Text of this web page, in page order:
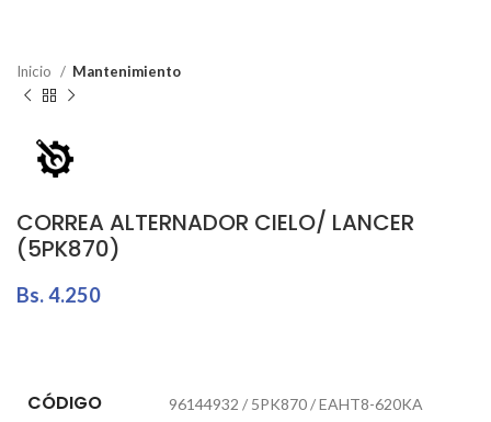
Inicio Mantenimiento
CORREA ALTERNADOR CIELO/ LANCER
(5PK870)
Bs.4.250
CÓDIGO 96144932 / 5PK870 / EAHT8-620KA